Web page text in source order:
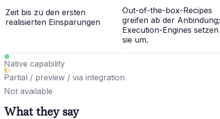
Zeit bis zu den ersten
realisierten Einsparungen
Out-of-the-box-Recipes
greifen ab der Anbindung;
Execution-Engines setzen
sie um.
Native capability
Partial / preview / via integration
Not available
What they say